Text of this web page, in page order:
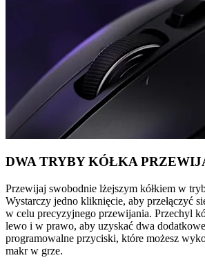
DWA TRYBY KÓŁKA
Przewijaj swobodnie lżejszym kółkiem w
Wystarczy jedno kliknięcie, aby przełączyć
w celu precyzyjnego przewijania. Przechyl
lewo i w prawo, aby uzyskać dwa
programowalne przyciski, które możesz
makr w grze.